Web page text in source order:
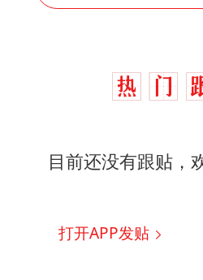
目前还没有跟贴，
打开APP发贴